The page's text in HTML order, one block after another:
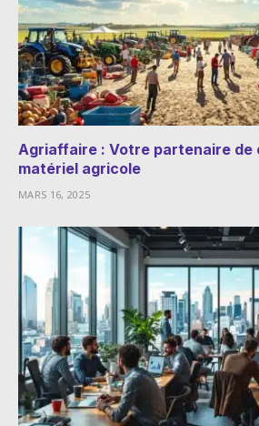
Agriaffaire : Votre partenaire de
matériel agricole
MARS 16, 2025